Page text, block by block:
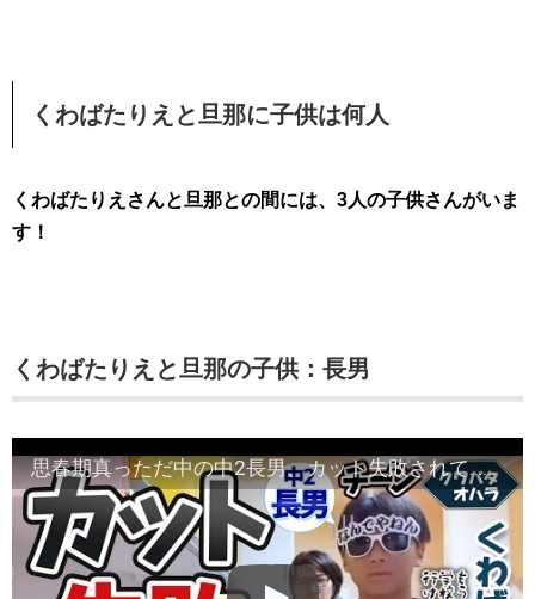
くわばたりえと旦那に子供は何人
くわばたりえさんと旦那との間には、3人の子供さんがいま
す！
くわばたりえと旦那の子供：長男
思春期真っただ中の中2長男、カット失敗されて…必死に慰める母と横で笑う妹